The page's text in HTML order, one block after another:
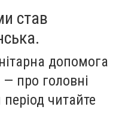
став
допомога
про головні
читайте